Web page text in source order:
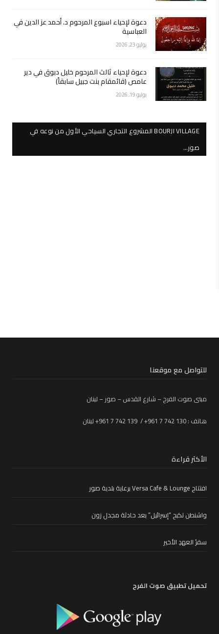
دعوة لإحياء اسبوع المرحوم د. أحمد عز الدين في
العباسية
يوليو 23, 2026
دعوة لإحياء ثالث المرحوم خليل دبوق في دير
عامص (قائمقام بنت جبيل سابقاً)
يوليو 19, 2026
BOURJI VILLAGE المشروع التجاري السياحي الأول من نوعه في
صور…
للتواصل مع موقعنا
مبنى صوت الفرح – شارع القدس – صور – لبنان
هاتف : 130 742 7 961+ / 139 742 7 961+ لبنان
الأكثر قراءة
افتتاح Versa Cafe & Lounge برعاية بلدية صور
واشنطن تكبح “إسرائيل” بعد حادثة مجدل زون
سفرُ العهدِ الأخير
تحميل تطبيق صوت الفرح